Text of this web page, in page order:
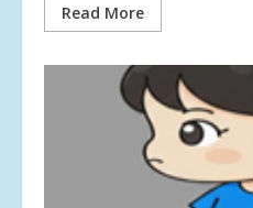
Read More